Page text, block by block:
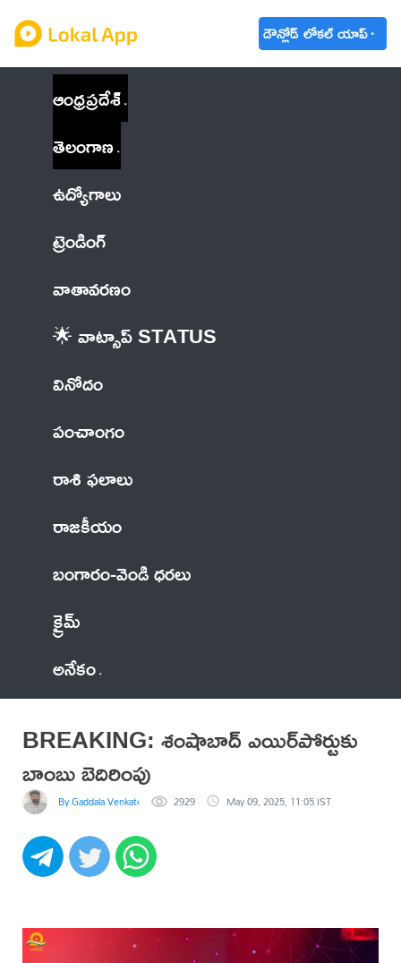
డౌన్లోడ్ లోకల్ యాప్
ఆంధ్రప్రదేశ్
తెలంగాణ
ఉద్యోగాలు
ట్రెండింగ్
వాతావరణం
🌟 వాట్సాప్ STATUS
వినోదం
పంచాంగం
రాశి ఫలాలు
రాజకీయం
బంగారం-వెండి ధరలు
క్రైమ్
అనేకం
BREAKING: శంషాబాద్ ఎయిర్‌పోర్టుకు
బాంబు బెదిరింపు
By Gaddala VenkateswaraRao2929 May 09, 2025, 11:05 IST